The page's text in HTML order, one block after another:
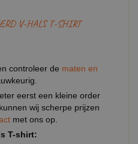
V-HALS T-SHIRT
controleer de maten en
eerst een kleine order
wij scherpe prijzen
met ons op.
T-shirt: